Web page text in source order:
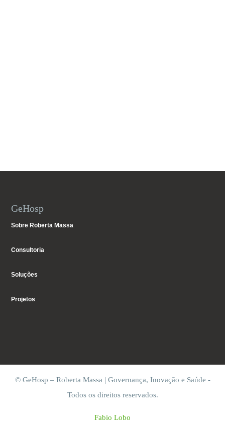
GeHosp
Sobre Roberta Massa
Consultoria
Soluções
Projetos
© GeHosp – Roberta Massa | Governança, Inovação e Saúde -
Todos os direitos reservados.
Fabio Lobo